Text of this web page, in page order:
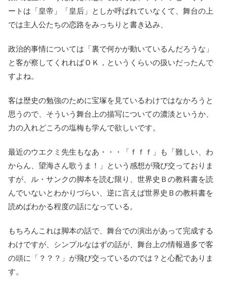
ートは「皇帝」「皇后」としか呼ばれていなくて、舞台の上
では主人公たちの恋路をみっちりと書き込み、
政治的事情については「裏で何かが動いているんだろうな」
と客が察してくれればＯＫ，というくらいの扱いだったんで
すよね。
客は歴史の勉強のために宝塚を見ているわけではなかろうと
思うので、そういう舞台上の描写についての濃淡というか、
力の入れどころの塩梅も学んで欲しいです。
最近のウエクミ先生もなあ・・・「ｆｆｆ」も「難しい、わ
からん、望海さん歌うま！」という感想が飛び交っておりま
すが、ル・サンクの脚本を読む限り、世界史Ｂの教科書を読
んでいないとわかりづらい、逆に言えば世界史Ｂの教科書を
読めばわかる程度の話になっている。
もちろんこれは脚本の話で、舞台での演出があって完成する
わけですが、シンプルなはずの話が、舞台上の情報過多で客
の頭に「？？？」が飛び交っているのでは？と心配でありま
す。